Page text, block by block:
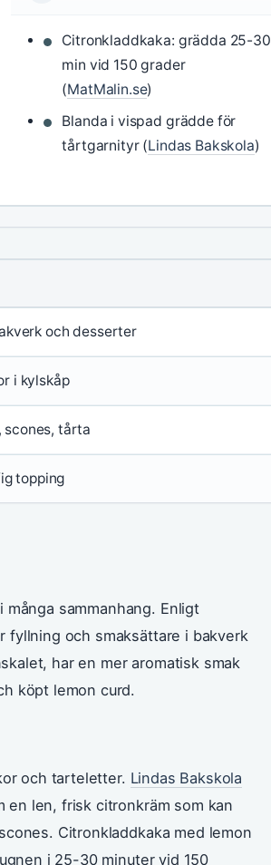
Citronkladdkaka: grädda 25-30
min vid 150 grader
(MatMalin.se)
Blanda i vispad grädde för
tårtgarnityr (Lindas Bakskola)
och desserter
i kylskåp
scones, tårta
topping
sammanhang. Enligt
fyllning och smaksättare i bakverk
har en mer aromatisk smak
köpt lemon curd.
och tarteletter. Lindas Bakskola
en len, frisk citronkräm som kan
Citronkladdkaka med lemon
i 25-30 minuter vid 150